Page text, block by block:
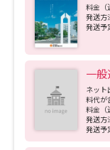
料金（
発送方
発送予
一般
ネット
料代が
料金（
発送方
発送予